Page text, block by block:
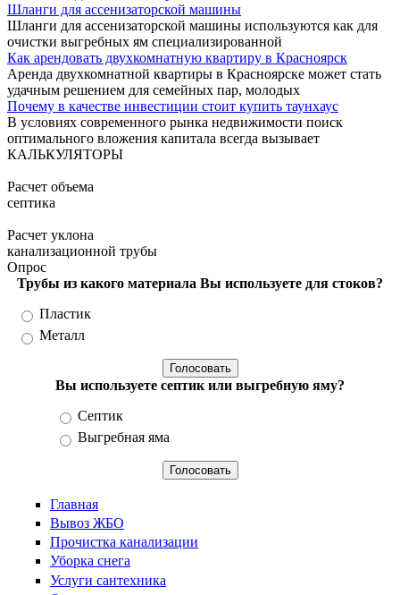
Шланги для ассенизаторской машины
Шланги для ассенизаторской машины используются как для
очистки выгребных ям специализированной
Как арендовать двухкомнатную квартиру в Красноярск
Аренда двухкомнатной квартиры в Красноярске может стать
удачным решением для семейных пар, молодых
Почему в качестве инвестиции стоит купить таунхаус
В условиях современного рынка недвижимости поиск
оптимального вложения капитала всегда вызывает
КАЛЬКУЛЯТОРЫ
Расчет объема
септика
Расчет уклона
канализационной трубы
Опрос
Трубы из какого материала Вы используете для стоков?
Варианты
Пластик
Металл
Вы используете септик или выгребную яму?
Варианты
Септик
Выгребная яма
Главная
Вывоз ЖБО
Прочистка канализации
Уборка снега
Услуги сантехника